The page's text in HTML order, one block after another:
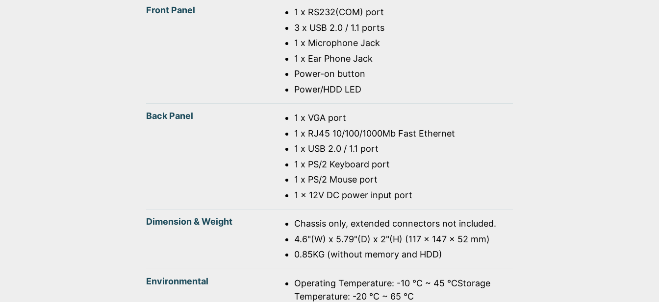
Front Panel
1 x RS232(COM) port
3 x USB 2.0 / 1.1 ports
1 x Microphone Jack
1 x Ear Phone Jack
Power-on button
Power/HDD LED
Back Panel
1 x VGA port
1 x RJ45 10/100/1000Mb Fast Ethernet
1 x USB 2.0 / 1.1 port
1 x PS/2 Keyboard port
1 x PS/2 Mouse port
1 x 12V DC power input port
Dimension & Weight
Chassis only, extended connectors not included.
4.6"(W) x 5.79"(D) x 2"(H) (117 x 147 x 52 mm)
0.85KG (without memory and HDD)
Environmental
Operating Temperature: -10 ℃ ~ 45 ℃Storage
Temperature: -20 ℃ ~ 65 ℃